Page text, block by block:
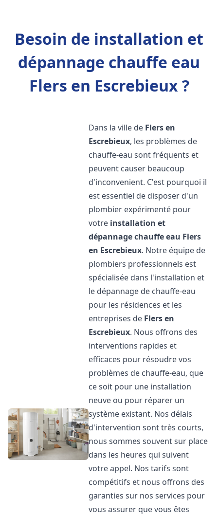
Besoin de installation et
dépannage chauffe eau
Flers en Escrebieux ?
Dans la ville de Flers en
Escrebieux, les problèmes de
chauffe-eau sont fréquents et
peuvent causer beaucoup
d'inconvenient. C'est pourquoi il
est essentiel de disposer d'un
plombier expérimenté pour
votre installation et
dépannage chauffe eau Flers
en Escrebieux. Notre équipe de
plombiers professionnels est
spécialisée dans l'installation et
le dépannage de chauffe-eau
pour les résidences et les
entreprises de Flers en
Escrebieux. Nous offrons des
interventions rapides et
efficaces pour résoudre vos
problèmes de chauffe-eau, que
ce soit pour une installation
neuve ou pour réparer un
système existant. Nos délais
d'intervention sont très courts,
nous sommes souvent sur place
dans les heures qui suivent
votre appel. Nos tarifs sont
compétitifs et nous offrons des
garanties sur nos services pour
vous assurer que vous êtes